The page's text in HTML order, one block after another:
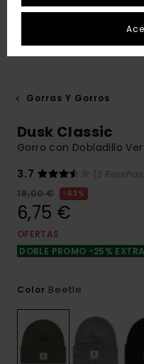
Gorras Y Gorros
Dusk Classic
Gorro con Dobladillo
3.7
(3
18,00 €
63%
6,75 €
OFERTAS
DOBLE PROMO -25% EXTRA
Color Beetle